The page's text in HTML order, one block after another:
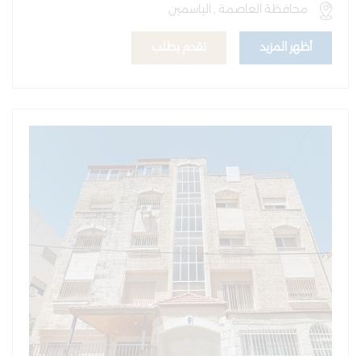
محافظة العاصمة , الياسمين
أظهر المزيد